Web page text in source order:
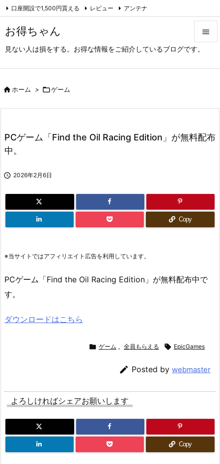
お得ちゃん
見ない人は損をする。お得な情報をご紹介しているブログです。

次へ
口座開設で1,500円貰える レビュー アンテナ
アーカイブ（旧サイト）
ホーム > ゲーム
PCゲーム「Find the Oil Racing Edition」が無料配布
中。
 2026年2月6日
Copy
※当サイトではアフィリエイト広告を利用しています。
PCゲーム「Find the Oil Racing Edition」が無料配布中で
す。
ダウンロードはこちら
 ゲーム , 全員もらえる  EpicGames
 Posted by webmaster
よろしければシェアお願いします
Copy